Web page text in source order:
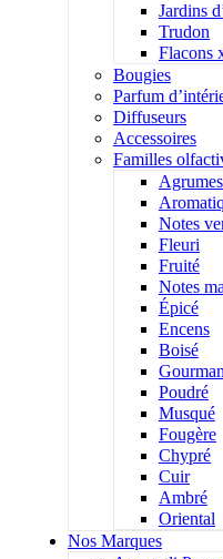
Jardins
Trudon
Flacons
Bougies
Parfum
Diffuseurs
Accessoires
Familles
Notes
Fleuri
Fruité
Notes
Épicé
Encens
Boisé
Poudré
Musqué
Fougère
Chypré
Cuir
Ambré
Oriental
Nos Marques